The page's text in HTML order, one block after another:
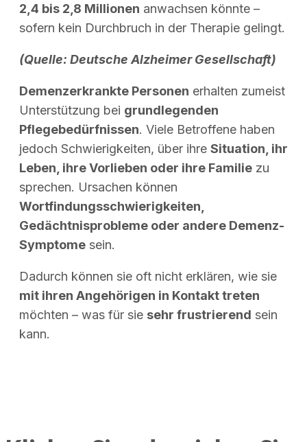
2,4 bis 2,8 Millionen anwachsen könnte –
sofern kein Durchbruch in der Therapie gelingt.
(Quelle: Deutsche Alzheimer Gesellschaft)
Demenzerkrankte Personen erhalten zumeist
Unterstützung bei grundlegenden
Pflegebedürfnissen. Viele Betroffene haben
jedoch Schwierigkeiten, über ihre Situation, ihr
Leben, ihre Vorlieben oder ihre Familie zu
sprechen. Ursachen können
Wortfindungsschwierigkeiten,
Gedächtnisprobleme oder andere Demenz-
Symptome sein.
Dadurch können sie oft nicht erklären, wie sie
mit ihren Angehörigen in Kontakt treten
möchten – was für sie sehr frustrierend sein
kann.